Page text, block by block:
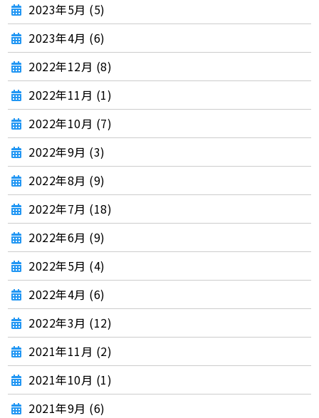
2023年5月 (5)
2023年4月 (6)
2022年12月 (8)
2022年11月 (1)
2022年10月 (7)
2022年9月 (3)
2022年8月 (9)
2022年7月 (18)
2022年6月 (9)
2022年5月 (4)
2022年4月 (6)
2022年3月 (12)
2021年11月 (2)
2021年10月 (1)
2021年9月 (6)